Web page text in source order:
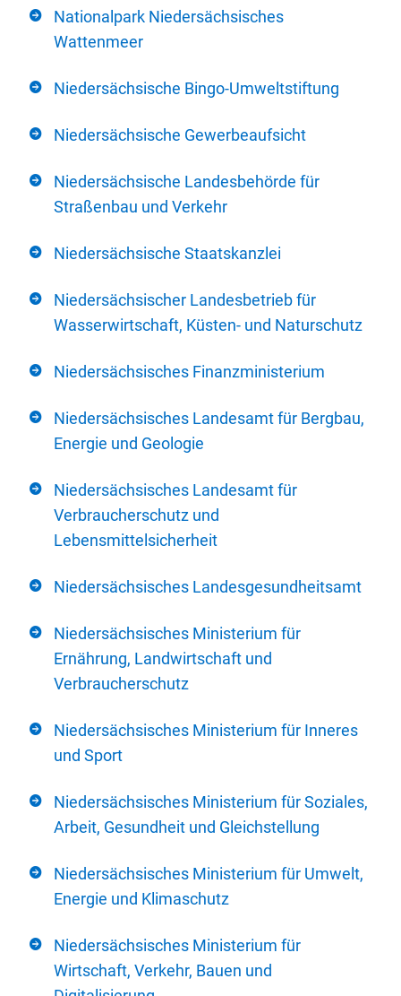
Nationalpark Niedersächsisches
Wattenmeer
Niedersächsische Bingo-Umweltstiftung
Niedersächsische Gewerbeaufsicht
Niedersächsische Landesbehörde für
Straßenbau und Verkehr
Niedersächsische Staatskanzlei
Niedersächsischer Landesbetrieb für
Wasserwirtschaft, Küsten- und Naturschutz
Niedersächsisches Finanzministerium
Niedersächsisches Landesamt für Bergbau,
Energie und Geologie
Niedersächsisches Landesamt für
Verbraucherschutz und
Lebensmittelsicherheit
Niedersächsisches Landesgesundheitsamt
Niedersächsisches Ministerium für
Ernährung, Landwirtschaft und
Verbraucherschutz
Niedersächsisches Ministerium für Inneres
und Sport
Niedersächsisches Ministerium für Soziales,
Arbeit, Gesundheit und Gleichstellung
Niedersächsisches Ministerium für Umwelt,
Energie und Klimaschutz
Niedersächsisches Ministerium für
Wirtschaft, Verkehr, Bauen und